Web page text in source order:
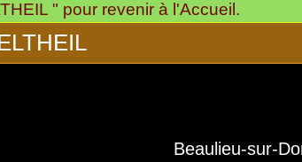
" pour revenir à l'Accueil.
Beaulieu-sur-